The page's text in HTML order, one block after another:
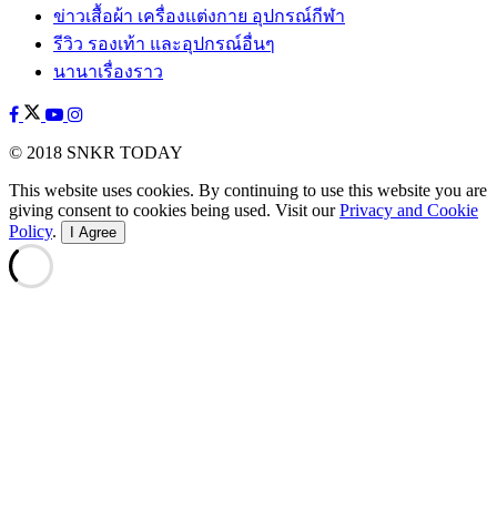
ข่าวเสื้อผ้า เครื่องแต่งกาย อุปกรณ์กีฬา
รีวิว รองเท้า และอุปกรณ์อื่นๆ
นานาเรื่องราว
© 2018 SNKR TODAY
This website uses cookies. By continuing to use this website you are
giving consent to cookies being used. Visit ourPrivacy and Cookie
Policy. I Agree